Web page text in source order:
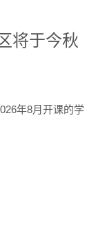
将于今秋
年8月开课的学